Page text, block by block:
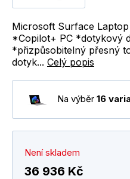
Microsoft Surface
*Copilot+ PC *dotykový
*přizpůsobitelný přesný
dotyk... Celý popis
Na výběr 16
Není skladem
36 936 Kč